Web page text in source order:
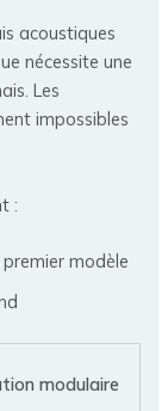
acoustiques
nécessite une
Les
impossibles
:
modèle
modulaire